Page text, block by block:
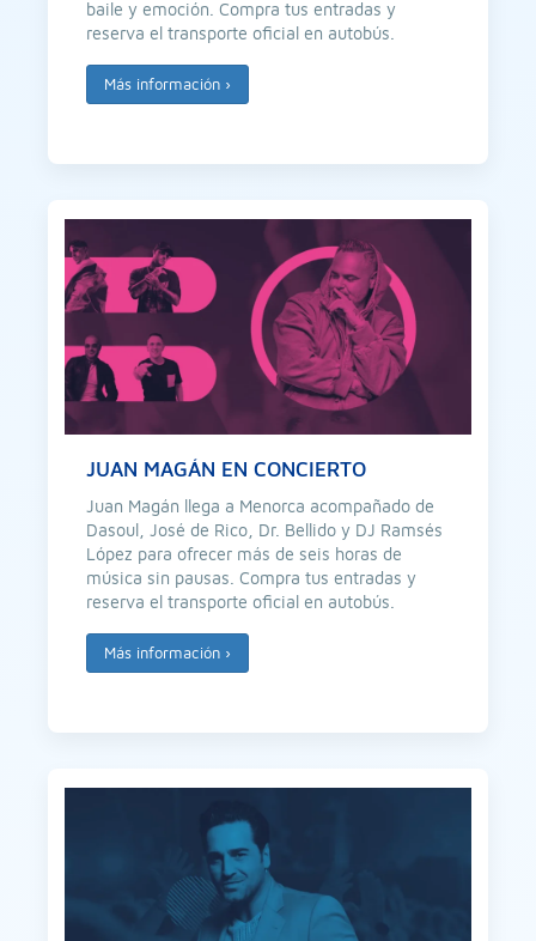
baile y emoción. Compra tus entradas y
reserva el transporte oficial en autobús.
Más información ›
JUAN MAGÁN EN CONCIERTO
Juan Magán llega a Menorca acompañado de
Dasoul, José de Rico, Dr. Bellido y DJ Ramsés
López para ofrecer más de seis horas de
música sin pausas. Compra tus entradas y
reserva el transporte oficial en autobús.
Más información ›